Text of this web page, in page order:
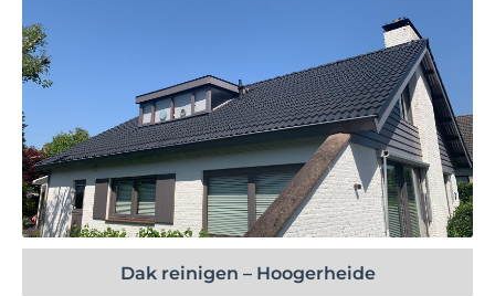
Bekijk project
Dak reinigen – Hoogerheide